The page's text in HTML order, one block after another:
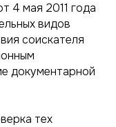
4 мая 2011 года
видов
соискателя
документарной
тех